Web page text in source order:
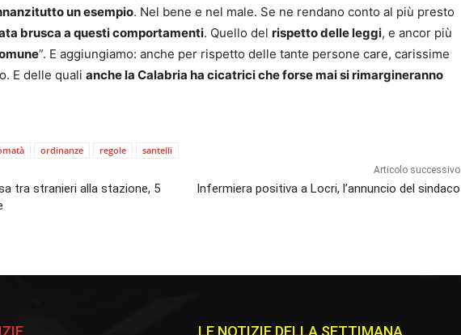
un esempio. Nel bene e nel male. Se ne rendano conto al più presto
brusca a questi comportamenti. Quello del rispetto delle leggi, e ancor più
”. E aggiungiamo: anche per rispetto delle tante persone care, carissime
E delle quali anche la Calabria ha cicatrici che forse mai si rimargineranno
ordinanze regole santelli
tra stranieri alla stazione, 5
Articolo successivo
Infermiera positiva a Locri, l’annuncio del sindaco
LE NOTIZIE DELLA SETTIMANA